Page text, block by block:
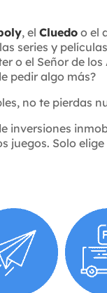
, el Cluedo o el
series y
o el Señor de
pedir algo más?
no te pierdas
Solo